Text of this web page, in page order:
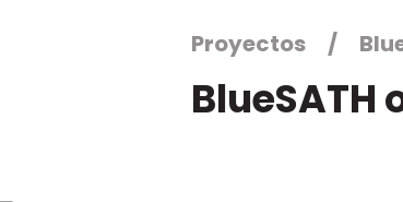
Ir directamente al contenido
Proyectos
BlueSATH